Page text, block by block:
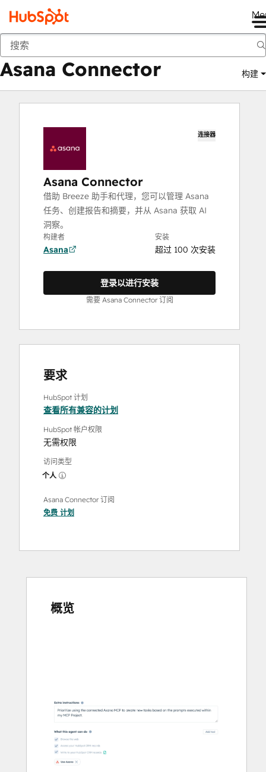
商城 应用程序
Asana Connector 构建
连接器
Asana Connector
借助 Breeze 助手和代理，您可以管理 Asana
任务、创建报告和摘要，并从 Asana 获取 AI
洞察。
构建者
Asana
安装
超过 100 次安装
登录以进行安装
需要 Asana Connector 订阅
要求
HubSpot 计划
查看所有兼容的计划
HubSpot 帐户权限
无需权限
访问类型
个人
Asana Connector 订阅
免费 计划
概览
查
看
其
他
项